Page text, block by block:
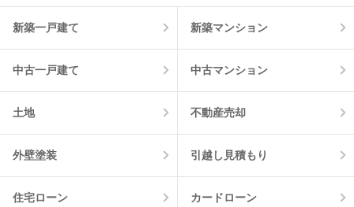
11
新築一戸建て 新築マンション
中古一戸建て 中古マンション
土地 不動産売却
外壁塗装 引越し見積もり
住宅ローン カードローン